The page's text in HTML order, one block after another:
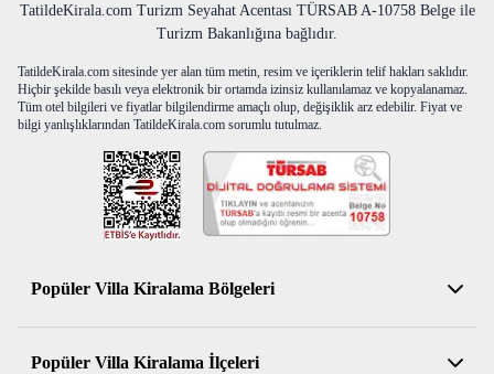
TatildeKirala.com Turizm Seyahat Acentası TÜRSAB A-10758 Belge ile
Turizm Bakanlığına bağlıdır.
TatildeKirala.com sitesinde yer alan tüm metin, resim ve içeriklerin telif hakları saklıdır.
Hiçbir şekilde basılı veya elektronik bir ortamda izinsiz kullanılamaz ve kopyalanamaz.
Tüm otel bilgileri ve fiyatlar bilgilendirme amaçlı olup, değişiklik arz edebilir. Fiyat ve
bilgi yanlışlıklarından TatildeKirala.com sorumlu tutulmaz.
Popüler Villa Kiralama Bölgeleri
Antalya Kiralık Villa
Muğla Kiralık Villa
Popüler Villa Kiralama İlçeleri